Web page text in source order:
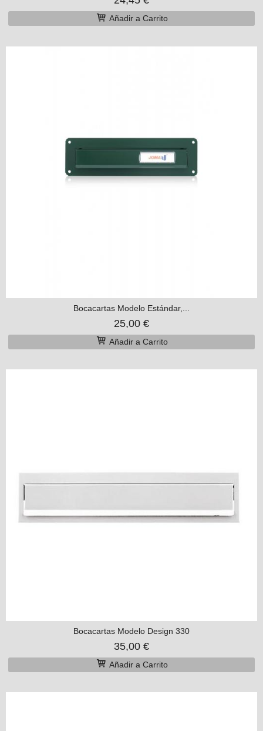
Añadir a Carrito
Bocacartas Modelo Estándar,...
25,00 €
Añadir a Carrito
Bocacartas Modelo Design 330
35,00 €
Añadir a Carrito